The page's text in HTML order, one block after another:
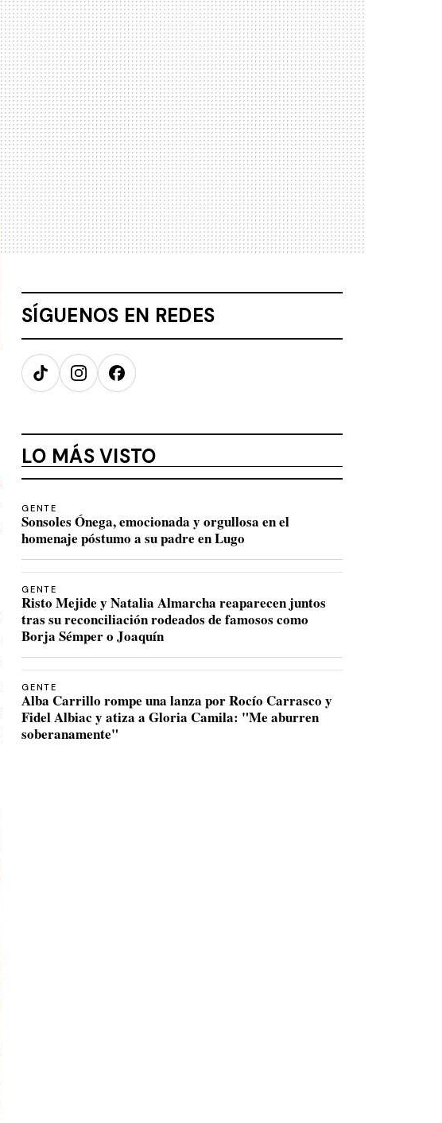
SÍGUENOS EN REDES
TikTokInstagramFacebook
LO MÁS VISTO
GENTE
Sonsoles Ónega, emocionada y orgullosa en el
homenaje póstumo a su padre en Lugo
GENTE
Risto Mejide y Natalia Almarcha reaparecen juntos
tras su reconciliación rodeados de famosos como
Borja Sémper o Joaquín
GENTE
Alba Carrillo rompe una lanza por Rocío Carrasco y
Fidel Albiac y atiza a Gloria Camila: "Me aburren
soberanamente"